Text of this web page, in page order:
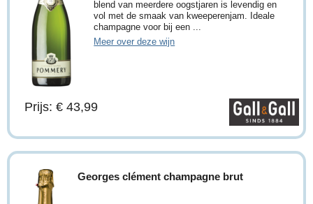
blend van meerdere oogstjaren is levendig en
vol met de smaak van kweeperenjam. Ideale
champagne voor bij een ...
Meer over deze wijn
Prijs: € 43,99
Georges clément champagne brut